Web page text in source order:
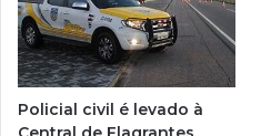
Policial civil é levado à